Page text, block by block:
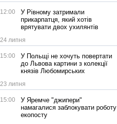
12:00
У Рівному затримали
прикарпатця, який хотів
врятувати двох ухилянтів
24 липня
15:00
У Польщі не хочуть повертати
до Львова картини з колекції
князів Любомирських
23 липня
15:00
У Яремче "джипери"
намагалися заблокувати роботу
екопосту